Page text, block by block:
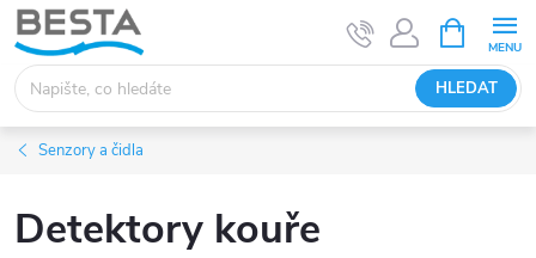
Přejít
na
obsah
HLEDAT
NÁKUPNÍ
KOŠÍK
Senzory a čidla
Detektory kouře